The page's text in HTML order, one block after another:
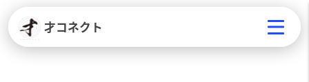
才コネクト